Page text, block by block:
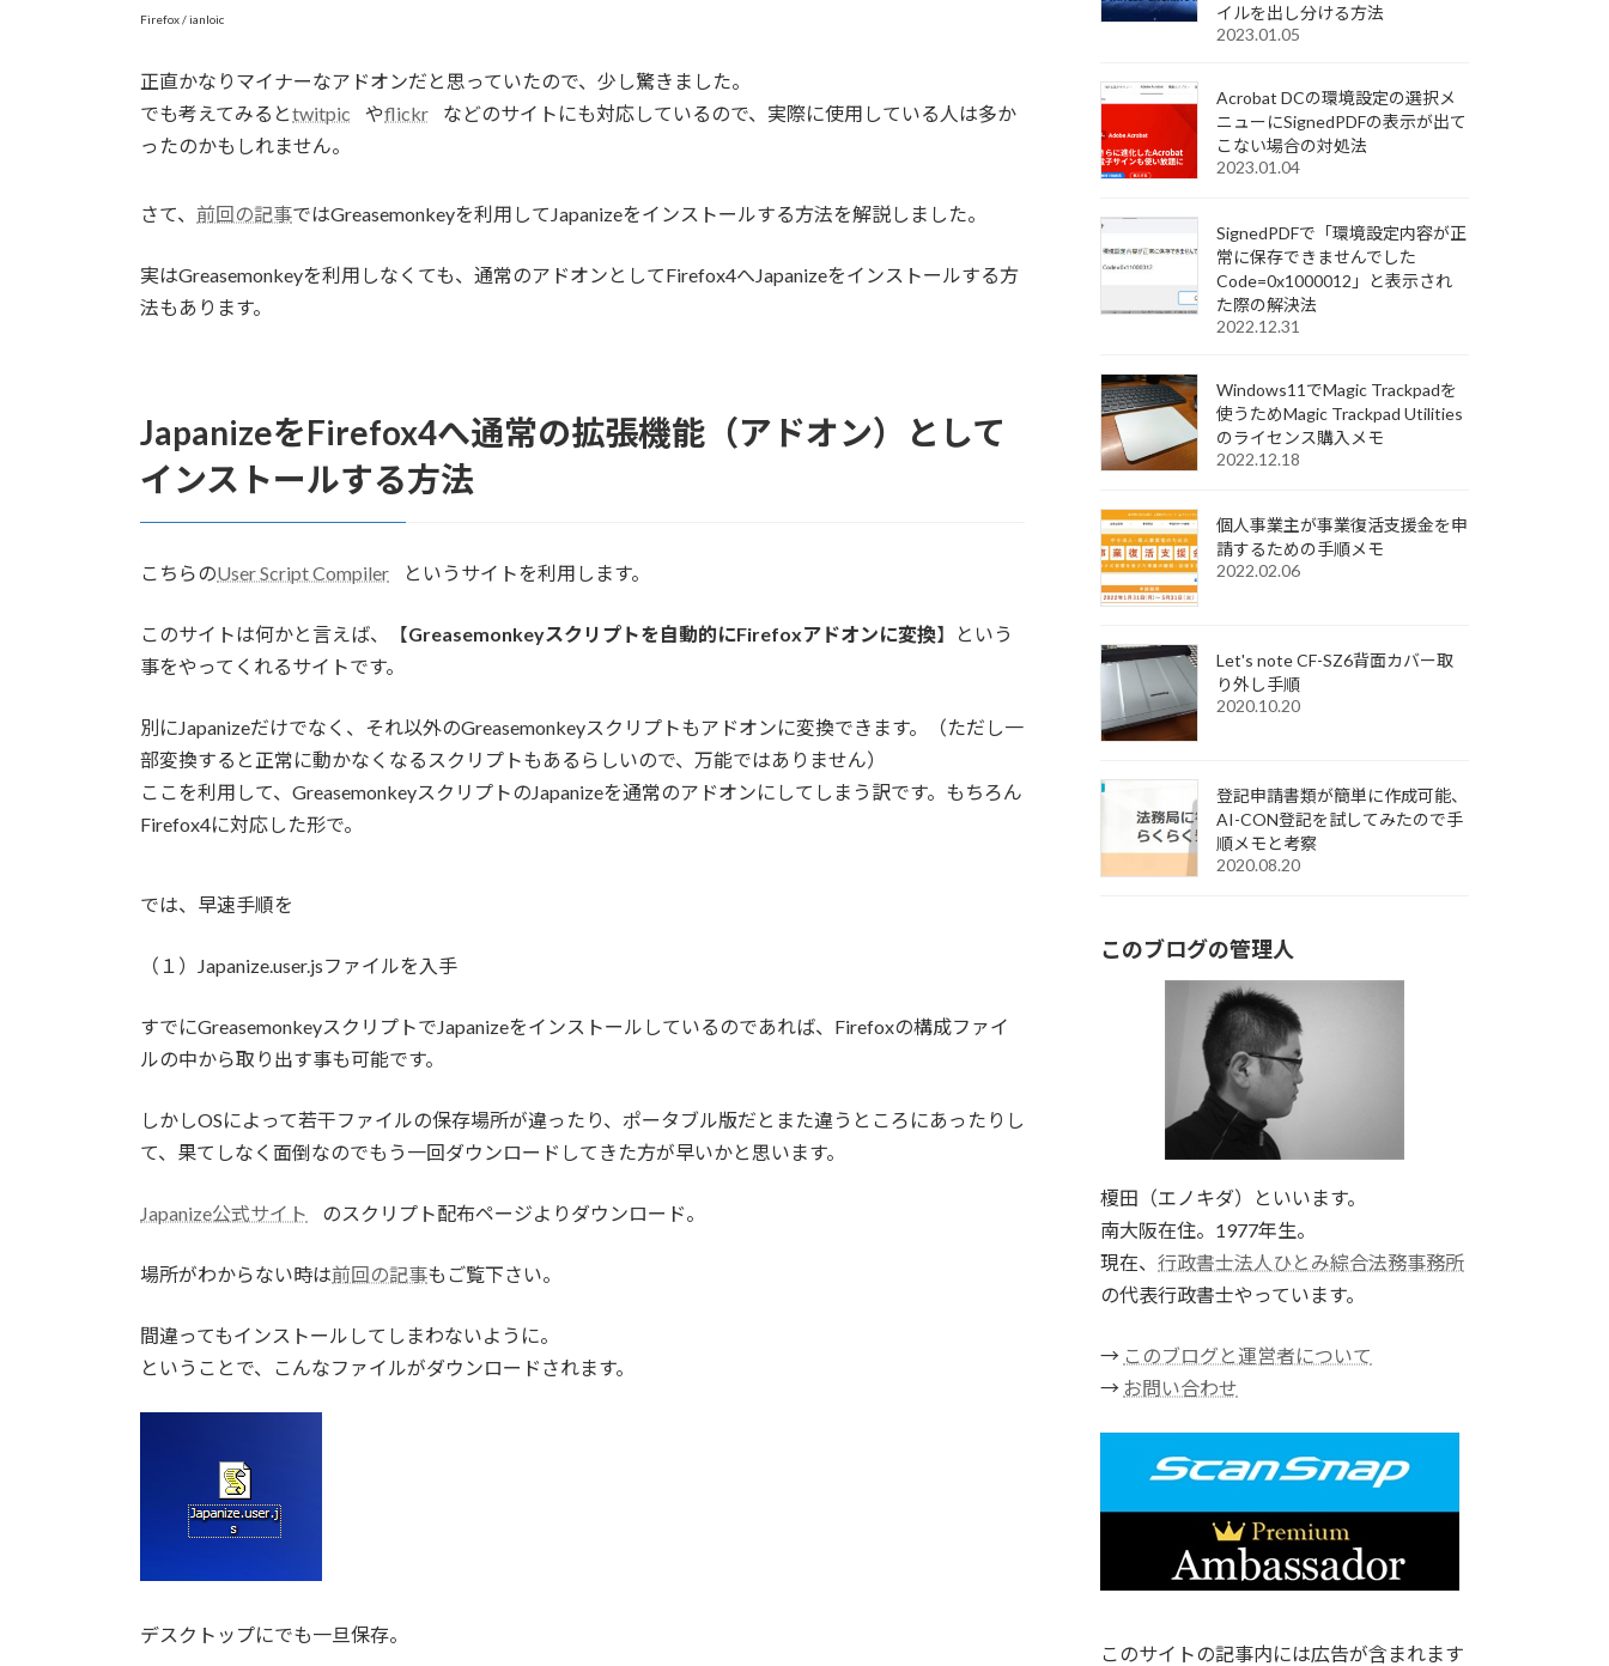
Firefox / ianloic
正直かなりマイナーなアドオンだと思っていたので、少し驚きました。
でも考えてみるとtwitpic やflickr
などのサイトにも対応しているので、実際に使用している人は多か
ったのかもしれません。
さて、 前回の記事ではGreasemonkeyを利用してJapanizeをインストールする方法を解説しました。
実はGreasemonkeyを利用しなくても、通常のアドオンとしてFirefox4へJapanizeをインストールする方
法もあります。
JapanizeをFirefox4へ通常の拡張機能（アドオン）として
インストールする方法
こちらのUser Script Compiler というサイトを利用します。
このサイトは何かと言えば、【Greasemonkeyスクリプトを自動的にFirefoxアドオンに変換】という
事をやってくれるサイトです。
別にJapanizeだけでなく、それ以外のGreasemonkeyスクリプトもアドオンに変換できます。（ただし一
部変換すると正常に動かなくなるスクリプトもあるらしいので、万能ではありません）
ここを利用して、GreasemonkeyスクリプトのJapanizeを通常のアドオンにしてしまう訳です。もちろん
Firefox4に対応した形で。
では、早速手順を
（１）Japanize.user.jsファイルを入手
すでにGreasemonkeyスクリプトでJapanizeをインストールしているのであれば、Firefoxの構成ファイ
ルの中から取り出す事も可能です。
しかしOSによって若干ファイルの保存場所が違ったり、ポータブル版だとまた違うところにあったりし
て、果てしなく面倒なのでもう一回ダウンロードしてきた方が早いかと思います。
Japanize公式サイト のスクリプト配布ページよりダウンロード。
場所がわからない時は前回の記事もご覧下さい。
間違ってもインストールしてしまわないように。
ということで、こんなファイルがダウンロードされます。
デスクトップにでも一旦保存。
イルを出し分ける方法
2023.01.05
Acrobat DCの環境設定の選択メ
ニューにSignedPDFの表示が出て
こない場合の対処法
2023.01.04
SignedPDFで「環境設定内容が正
常に保存できませんでした
Code=0x1000012」と表示され
た際の解決法
2022.12.31
Windows11でMagic Trackpadを
使うためMagic Trackpad Utilities
のライセンス購入メモ
2022.12.18
個人事業主が事業復活支援金を申
請するための手順メモ
2022.02.06
Let's note CF-SZ6背面カバー取
り外し手順
2020.10.20
登記申請書類が簡単に作成可能、
AI-CON登記を試してみたので手
順メモと考察
2020.08.20
このブログの管理人
榎田（エノキダ）といいます。
南大阪在住。1977年生。
現在、行政書士法人ひとみ綜合法務事務所
の代表行政書士やっています。
→ このブログと運営者について
→ お問い合わせ
このサイトの記事内には広告が含まれます